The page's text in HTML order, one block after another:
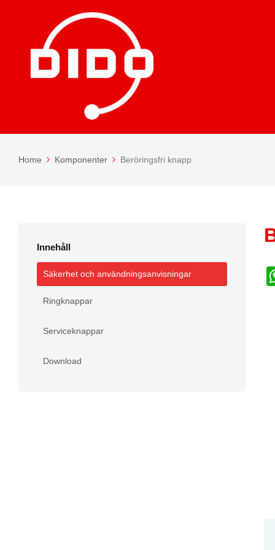
Home Komponenter Beröringsfri knapp
Innehåll
Säkerhet och användningsanvisningar
Ringknappar
Serviceknappar
Download